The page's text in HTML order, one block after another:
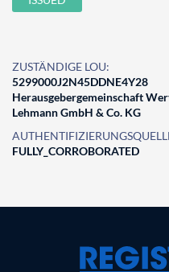
ZUSTÄNDIGE LOU:
5299000J2N45DDNE4Y28
Herausgebergemeinschaft
Lehmann GmbH & Co. KG
FULLY_CORROBORATED